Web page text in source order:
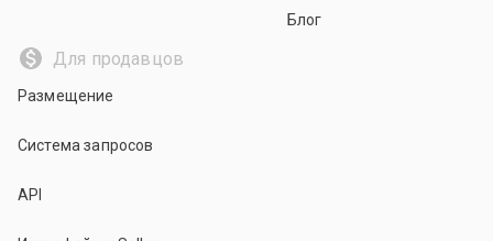
Блог
Для продавцов
Размещение
Система запросов
API